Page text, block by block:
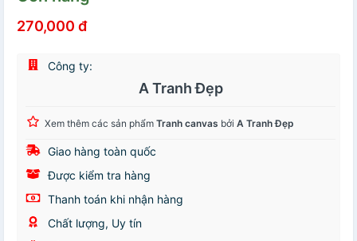
270,000 đ
Công ty:
A Tranh Đẹp
Xem thêm các sản phẩm Tranh canvas bởi A Tranh Đẹp
Giao hàng toàn quốc
Được kiểm tra hàng
Thanh toán khi nhận hàng
Chất lượng, Uy tín